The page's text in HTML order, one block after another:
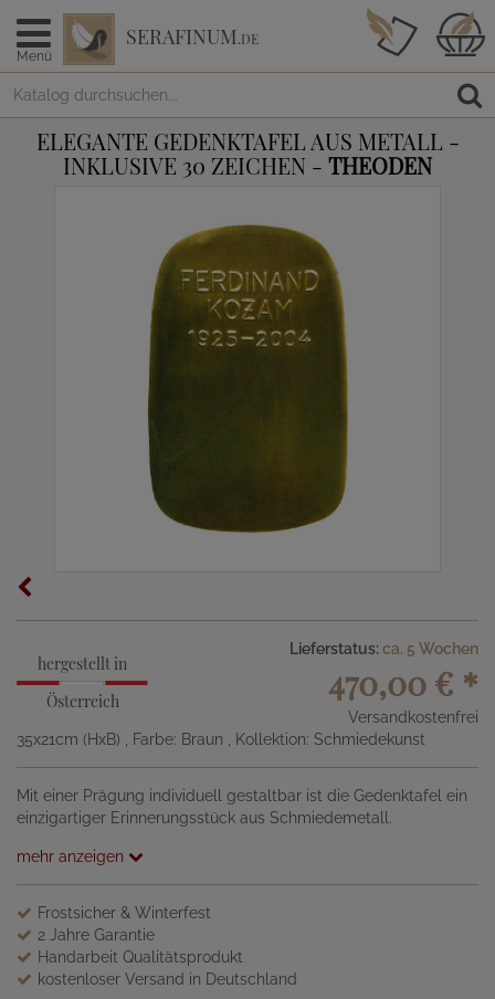
Menü
SERAFINUM.DE
ELEGANTE GEDENKTAFEL AUS METALL -
INKLUSIVE 30 ZEICHEN - THEODEN
hergestellt in
Österreich
Lieferstatus: ca. 5 Wochen
470,00 € *
Versandkostenfrei
35x21cm (HxB)
, Farbe: Braun , Kollektion: Schmiedekunst
Mit einer Prägung individuell gestaltbar ist die Gedenktafel ein
einzigartiger Erinnerungsstück aus Schmiedemetall.
mehr anzeigen
Frostsicher & Winterfest
2 Jahre Garantie
Handarbeit Qualitätsprodukt
kostenloser Versand in Deutschland